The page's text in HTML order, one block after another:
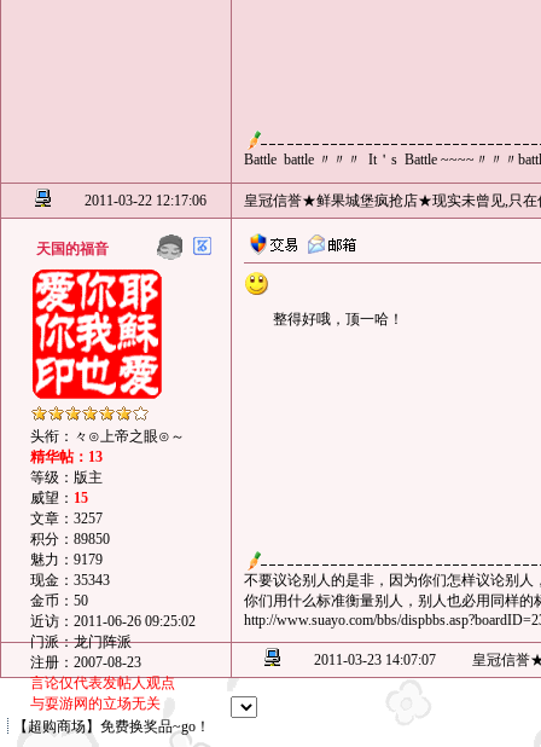
Battle battle 〃〃〃 It＇s Battle ~~~~〃〃〃
2011-03-22 12:17:06 皇冠信誉★鲜果城堡疯抢店★现实未曾见,只在
天国的福音
头衔：々⊙上帝之眼⊙～
精华帖：13
等级：版主
威望： 15
文章：3257
积分：89850
魅力：9179
现金：35343
金币：50
近访：2011-06-26 09:25:02
门派：龙门阵派
注册：2007-08-23
言论仅代表发帖人观点
与耍游网的立场无关
【超购商场】免费换奖品~go！
整得好哦，顶一哈！
不要议论别人的是非，因为你们怎样议论别人
你们用什么标准衡量别人，别人也必用同样的
http://www.suayo.com/bbs/
2011-03-23 14:07:07 皇冠信誉